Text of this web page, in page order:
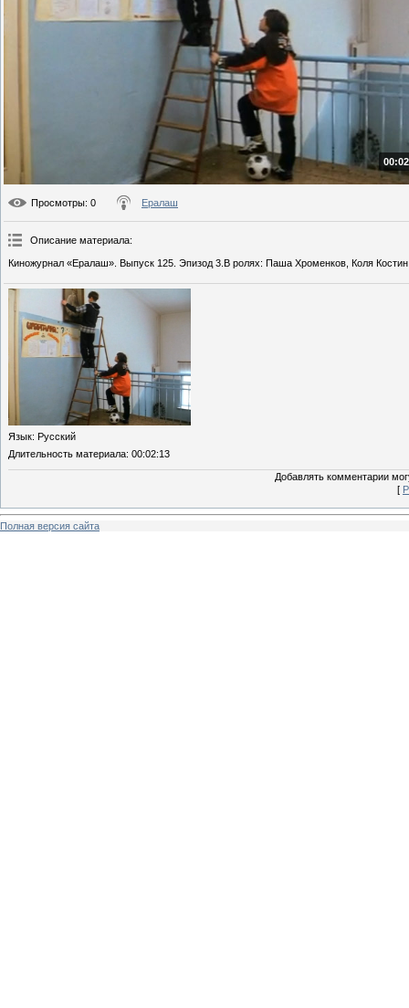
Просмотры: 0 Ералаш
Описание материала:
Киножурнал «Ералаш». Выпуск 125. Эпизод 3.В ролях: Паша Хроменков, Коля
Язык: Русский
Длительность материала: 00:02:13
Добавлять комментарии
[
Полная версия сайта